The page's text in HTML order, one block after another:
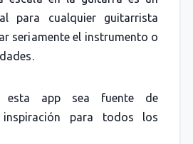
para cualquier guitarrista
seriamente el instrumento o
esta app sea fuente de
para todos los